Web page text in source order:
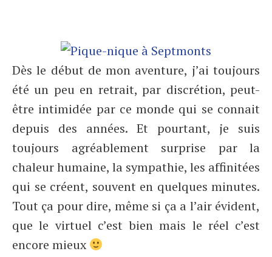
Dès le début de mon aventure, j’ai toujours
été un peu en retrait, par discrétion, peut-
être intimidée par ce monde qui se connait
depuis des années. Et pourtant, je suis
toujours agréablement surprise par la
chaleur humaine, la sympathie, les affinitées
qui se créent, souvent en quelques minutes.
Tout ça pour dire, même si ça a l’air évident,
que le virtuel c’est bien mais le réel c’est
encore mieux